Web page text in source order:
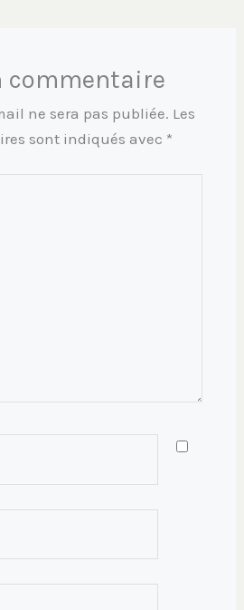
commentaire
ne sera pas publiée. Les
sont indiqués avec *